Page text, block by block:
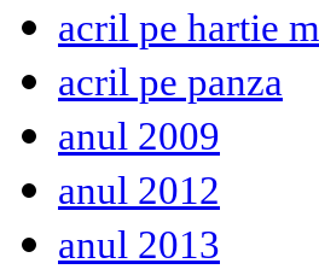
acril pe hartie
acril pe panza
anul 2009
anul 2012
anul 2013